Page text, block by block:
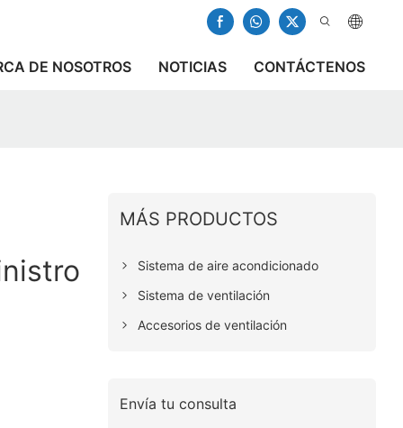
DE NOSOTROS NOTICIAS CONTÁCTENOS
MÁS PRODUCTOS
Sistema de aire acondicionado
Sistema de ventilación
Accesorios de ventilación
Envía tu consulta